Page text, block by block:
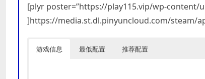
[plyr poster=”https://play115.vip/wp-content/
]https://media.st.dl.pinyuncloud.com/steam/
游戏信息 最低配置 推荐配置